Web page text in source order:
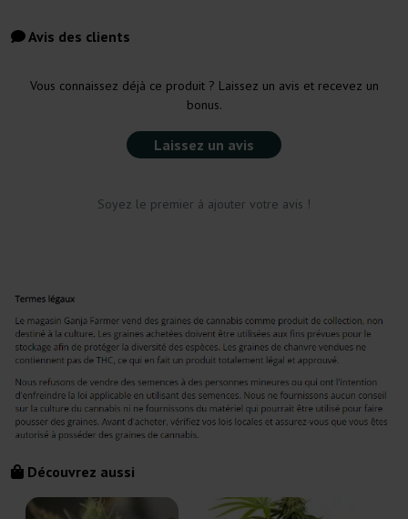
Avis des clients
Vous connaissez déjà ce produit ? Laissez un avis et recevez un
bonus.
Laissez un avis
Soyez le premier à ajouter votre avis !
Découvrez aussi